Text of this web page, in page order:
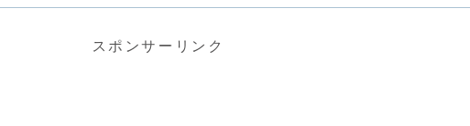
スポンサーリンク